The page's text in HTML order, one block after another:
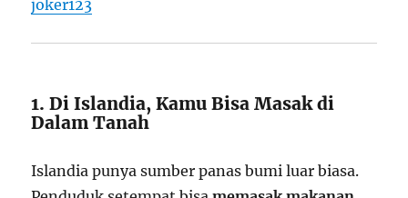
joker123
1. Di Islandia, Kamu Bisa Masak di
Dalam Tanah
Islandia punya sumber panas bumi luar biasa.